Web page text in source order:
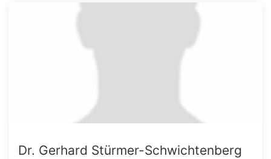
Dr. Gerhard Stürmer-Schwichtenberg